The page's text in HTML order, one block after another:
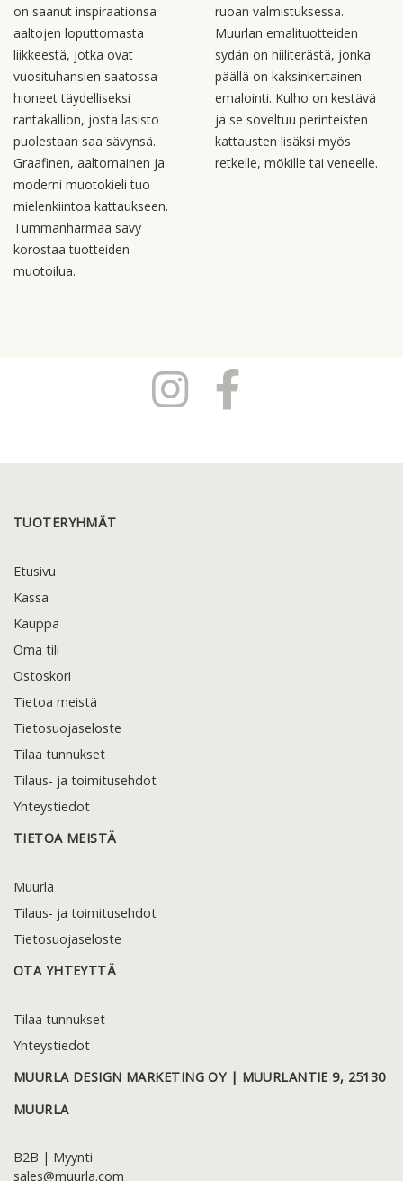
on saanut inspiraationsa
aaltojen loputtomasta
liikkeestä, jotka ovat
vuosituhansien saatossa
hioneet täydelliseksi
rantakallion, josta lasisto
puolestaan saa sävynsä.
Graafinen, aaltomainen ja
moderni muotokieli tuo
mielenkiintoa kattaukseen.
Tummanharmaa sävy
korostaa tuotteiden
muotoilua.
ruoan valmistuksessa.
Muurlan emalituotteiden
sydän on hiiliterästä, jonka
päällä on kaksinkertainen
emalointi. Kulho on kestävä
ja se soveltuu perinteisten
kattausten lisäksi myös
retkelle, mökille tai veneelle.
TUOTERYHMÄT
Etusivu
Kassa
Kauppa
Oma tili
Ostoskori
Tietoa meistä
Tietosuojaseloste
Tilaa tunnukset
Tilaus- ja toimitusehdot
Yhteystiedot
TIETOA MEISTÄ
Muurla
Tilaus- ja toimitusehdot
Tietosuojaseloste
OTA YHTEYTTÄ
Tilaa tunnukset
Yhteystiedot
MUURLA DESIGN MARKETING OY | MUURLANTIE 9, 25130
MUURLA
B2B | Myynti
sales@muurla.com